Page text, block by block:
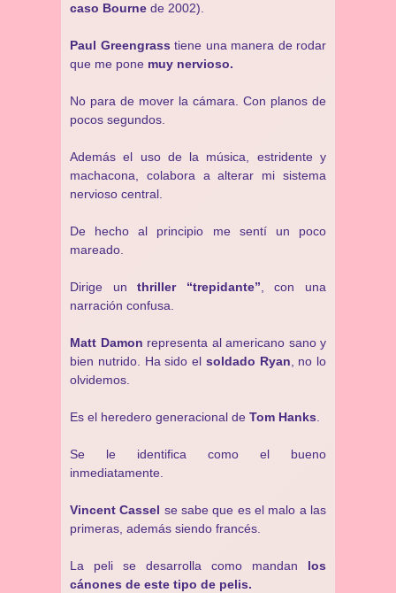
caso Bourne de 2002).
Paul Greengrass tiene una manera de rodar
que me pone muy nervioso.
No para de mover la cámara. Con planos de
pocos segundos.
Además el uso de la música, estridente y
machacona, colabora a alterar mi sistema
nervioso central.
De hecho al principio me sentí un poco
mareado.
Dirige unthriller “trepidante” , con una
narración confusa.
Matt Damon representa al americano sano y
bien nutrido. Ha sido el soldado Ryan , no lo
olvidemos.
Es el heredero generacional de Tom Hanks
Se le identifica como el bueno
inmediatamente.
Vincent Cassel se sabe que es el malo a las
primeras, además siendo francés.
La peli se desarrolla como mandan los
cánones de este tipo de pelis.